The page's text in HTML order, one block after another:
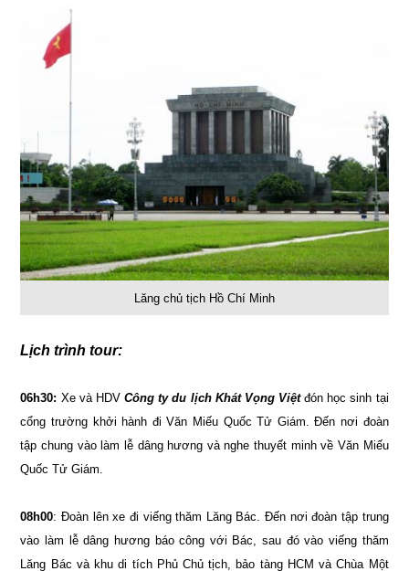
Lăng chủ tịch Hồ Chí Minh
Lịch trình tour:
06h30: Xe và HDVCông ty du lịch Khát Vọng Việtđón học sinh tại
cổng trường khởi hành đi Văn Miếu Quốc Tử Giám. Đến nơi đoàn
tập chung vào làm lễ dâng hương và nghe thuyết minh về Văn Miếu
Quốc Tử Giám.
08h00: Đoàn lên xe đi viếng thăm Lăng Bác. Đến nơi đoàn tập trung
vào làm lễ dâng hương báo công với Bác, sau đó vào viếng thăm
Lăng Bác và khu di tích Phủ Chủ tịch, bảo tàng HCM và Chùa Một